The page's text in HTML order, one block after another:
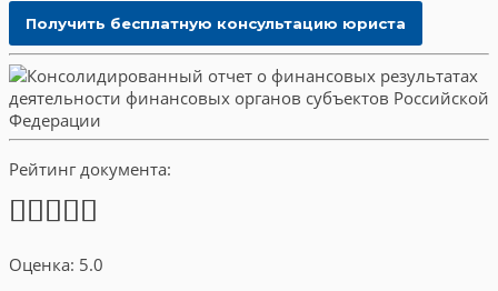
Рейтинг документа:
Оценка: 5.0